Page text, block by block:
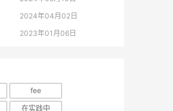
2024年04月02日
2023年01月06日
fee
在实践中